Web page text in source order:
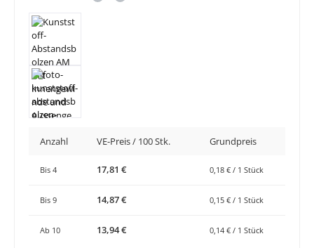
Anzahl VE-Preis / 100 Stk. Grundpreis
Bis 4 17,81 € 0,18 € / 1 Stück
Bis 9 14,87 € 0,15 € / 1 Stück
Ab 10 13,94 € 0,14 € / 1 Stück